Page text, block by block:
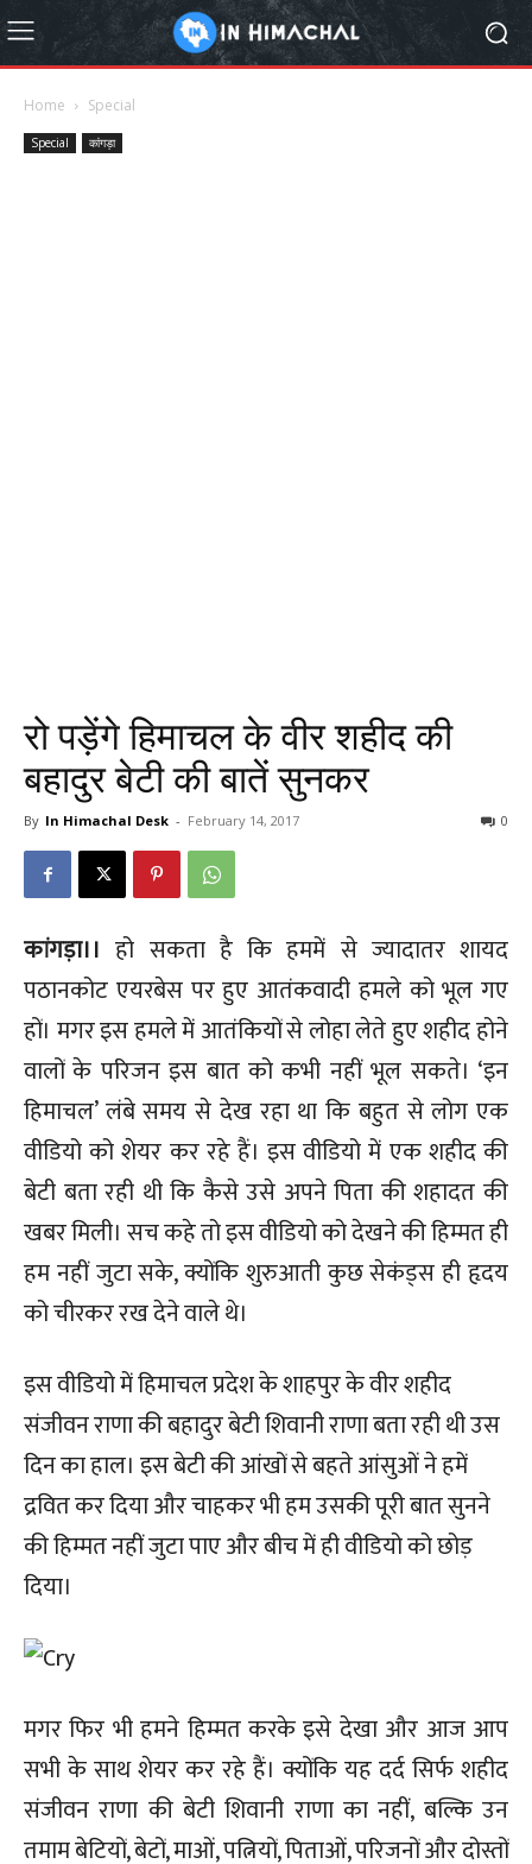
Home Special
Special कांगड़ा
रो पड़ेंगे हिमाचल के वीर शहीद की
बहादुर बेटी की बातें सुनकर
By In Himachal Desk - February 14, 2017 0
कांगड़ा।।हो सकता है कि हममें से ज्यादातर शायद
पठानकोट एयरबेस पर हुए आतंकवादी हमले को भूल गए
हों। मगर इस हमले में आतंकियों से लोहा लेते हुए शहीद होने
वालों के परिजन इस बात को कभी नहीं भूल सकते। ‘इन
हिमाचल’ लंबे समय से देख रहा था कि बहुत से लोग एक
वीडियो को शेयर कर रहे हैं। इस वीडियो में एक शहीद की
बेटी बता रही थी कि कैसे उसे अपने पिता की शहादत की
खबर मिली। सच कहे तो इस वीडियो को देखने की हिम्मत ही
हम नहीं जुटा सके, क्योंकि शुरुआती कुछ सेकंड्स ही हृदय
को चीरकर रख देने वाले थे।
इस वीडियो में हिमाचल प्रदेश के शाहपुर के वीर शहीद
संजीवन राणा की बहादुर बेटी शिवानी राणा बता रही थी उस
दिन का हाल। इस बेटी की आंखों से बहते आंसुओं ने हमें
द्रवित कर दिया और चाहकर भी हम उसकी पूरी बात सुनने
की हिम्मत नहीं जुटा पाए और बीच में ही वीडियो को छोड़
दिया।
मगर फिर भी हमने हिम्मत करके इसे देखा और आज आप
सभी के साथ शेयर कर रहे हैं। क्योंकि यह दर्द सिर्फ शहीद
संजीवन राणा की बेटी शिवानी राणा का नहीं, बल्कि उन
तमाम बेटियों, बेटों, माओं, पत्नियों, पिताओं, परिजनों और दोस्तों